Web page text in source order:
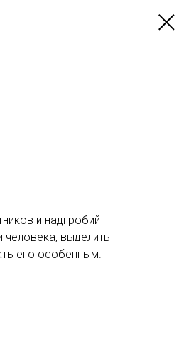
и надгробий
человека, выделить
его особенным.